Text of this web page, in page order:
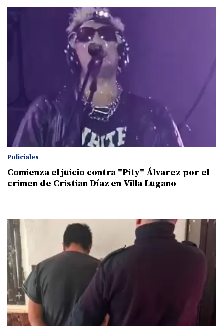
Policiales
Comienza el juicio contra "Pity" Álvarez por el
crimen de Cristian Díaz en Villa Lugano